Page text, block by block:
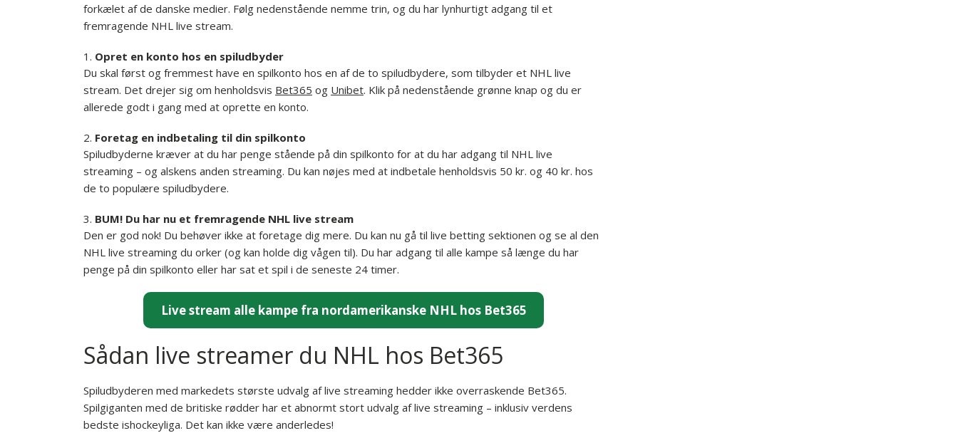
forkælet af de danske medier. Følg nedenstående nemme trin, og du har lynhurtigt adgang til et
fremragende NHL live stream.
Opret en konto hos en spiludbyder
Du skal først og fremmest have en spilkonto hos en af de to spiludbydere, som tilbyder et NHL live
stream. Det drejer sig om henholdsvis Bet365 og Unibet. Klik på nedenstående grønne knap og du er
allerede godt i gang med at oprette en konto.
Foretag en indbetaling til din spilkonto
Spiludbyderne kræver at du har penge stående på din spilkonto for at du har adgang til NHL live
streaming – og alskens anden streaming. Du kan nøjes med at indbetale henholdsvis 50 kr. og 40 kr. hos
de to populære spiludbydere.
BUM! Du har nu et fremragende NHL live stream
Den er god nok! Du behøver ikke at foretage dig mere. Du kan nu gå til live betting sektionen og se al den
NHL live streaming du orker (og kan holde dig vågen til). Du har adgang til alle kampe så længe du har
penge på din spilkonto eller har sat et spil i de seneste 24 timer.
Live stream alle kampe fra nordamerikanske NHL hos Bet365
Sådan live streamer du NHL hos Bet365
Spiludbyderen med markedets største udvalg af live streaming hedder ikke overraskende Bet365.
Spilgiganten med de britiske rødder har et abnormt stort udvalg af live streaming – inklusiv verdens
bedste ishockeyliga. Det kan ikke være anderledes!